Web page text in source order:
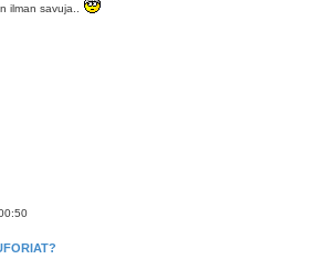
ilman savuja..